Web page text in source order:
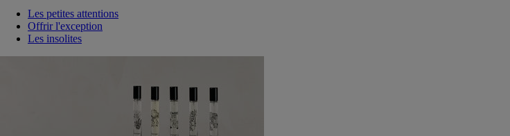
Les petites attentions
Offrir l'exception
Les insolites